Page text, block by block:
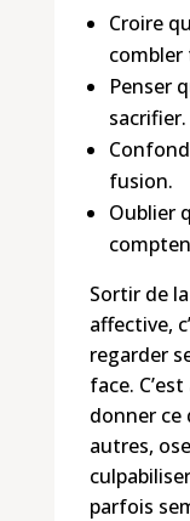
Croire
combler
Penser
sacrifier.
fusion.
Oublier
Sortir de
affective,
regarder
face.
donner ce
autres,
parfois